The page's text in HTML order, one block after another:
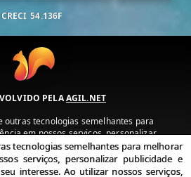
CRECI 54.136F
PELAAGIL.NET
outras tecnologias semelhantes para
em nossos serviços, personalizar
conteúdo de seu interesse. Ao utilizar
com nossa política de privacidade e
termos de uso.
tecnologias semelhantes para melhorar
serviços, personalizar publicidade e
interesse. Ao utilizar nossos serviços,